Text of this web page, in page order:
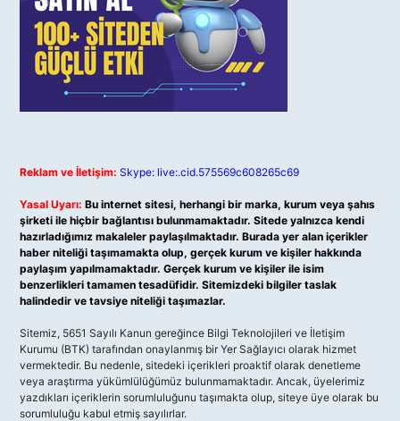
Reklam ve İletişim: Skype: live:.cid.575569c608265c69
Yasal Uyarı: Bu internet sitesi, herhangi bir marka, kurum veya şahıs
şirketi ile hiçbir bağlantısı bulunmamaktadır. Sitede yalnızca kendi
hazırladığımız makaleler paylaşılmaktadır. Burada yer alan içerikler
haber niteliği taşımamakta olup, gerçek kurum ve kişiler hakkında
paylaşım yapılmamaktadır. Gerçek kurum ve kişiler ile isim
benzerlikleri tamamen tesadüfidir. Sitemizdeki bilgiler taslak
halindedir ve tavsiye niteliği taşımazlar.
Sitemiz, 5651 Sayılı Kanun gereğince Bilgi Teknolojileri ve İletişim
Kurumu (BTK) tarafından onaylanmış bir Yer Sağlayıcı olarak hizmet
vermektedir. Bu nedenle, sitedeki içerikleri proaktif olarak denetleme
veya araştırma yükümlülüğümüz bulunmamaktadır. Ancak, üyelerimiz
yazdıkları içeriklerin sorumluluğunu taşımakta olup, siteye üye olarak bu
sorumluluğu kabul etmiş sayılırlar.